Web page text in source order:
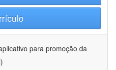
para promoção da